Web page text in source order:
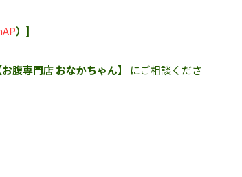
）]
腹専門店 おなかちゃん】
にご相談くださ